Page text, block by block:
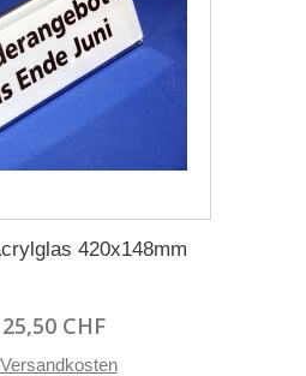
420x148mm
CHF